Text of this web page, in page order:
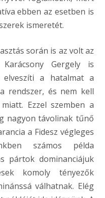
ebben az esetben is
ismeretét.
során is az volt az
Gergely is
a hatalmat a
rendszer, és nem kell
Ezzel szemben a
nagyon távolinak tűnő
a Fidesz végleges
számos példa
pártok dominanciájuk
komoly tényezők
válhatnak. Elég